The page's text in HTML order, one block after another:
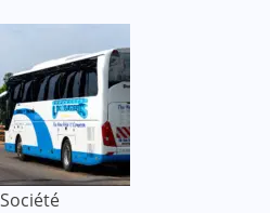
Société